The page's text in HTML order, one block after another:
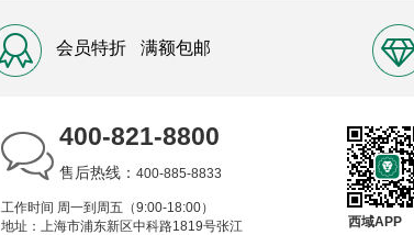
会员特折 满额包邮
400-821-8800
售后热线： 400-885-8833
工作时间 周一到周五（9:00-18:00）
地址：上海市浦东新区中科路1819号张江
西域APP